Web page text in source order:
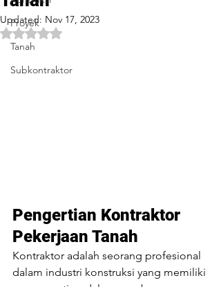
Proyek
Tanah
Subkontraktor
Updated: Nov 17, 2023
Rated NaN out of 5 stars.
Pengertian Kontraktor
Pekerjaan Tanah
Kontraktor adalah seorang profesional
dalam industri konstruksi yang memiliki